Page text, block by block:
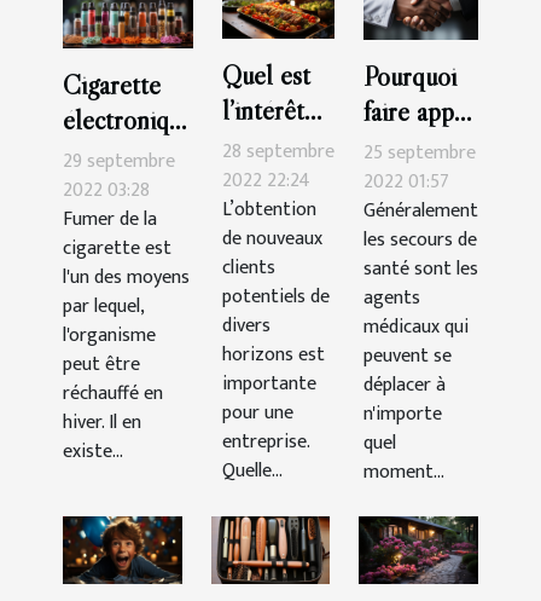
Cigarette
électronique
:Que faut-il
savoir ?
29 septembre
2022 03:28
Fumer de la
cigarette est
l'un des moyens
par lequel,
l'organisme
peut être
réchauffé en
hiver. Il en
existe...
Quel est
l’intérêt
d’un blog
de cuisine
?
28 septembre
2022 22:24
L’obtention
de nouveaux
clients
potentiels de
divers
horizons est
importante
pour une
entreprise.
Quelle...
Pourquoi
faire appel
à un
secours de
santé ?
25 septembre
2022 01:57
Généralement
les secours de
santé sont les
agents
médicaux qui
peuvent se
déplacer à
n'importe
quel
moment...